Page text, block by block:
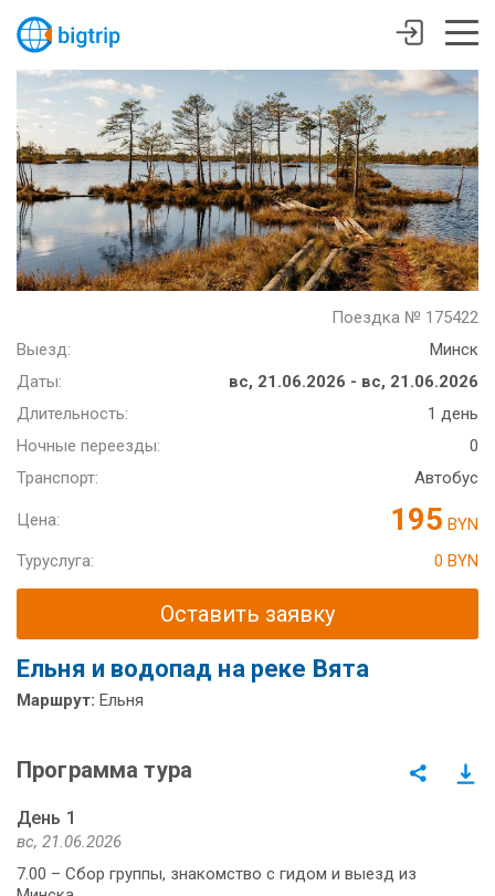
Поездка № 175422
Выезд:
Минск
Даты:
вс, 21.06.2026 - вс, 21.06.2026
Длительность:
1 день
Ночные переезды:
0
Транспорт:
Автобус
Цена: 195 BYN
Туруслуга:
0 BYN
Оставить заявку
Ельня и водопад на реке Вята
Маршрут: Ельня
Программа тура
День 1
вс, 21.06.2026
7.00 – Сбор группы, знакомство с гидом и выезд из